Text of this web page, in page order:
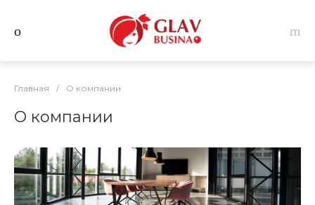
Главная / О компании
О компании